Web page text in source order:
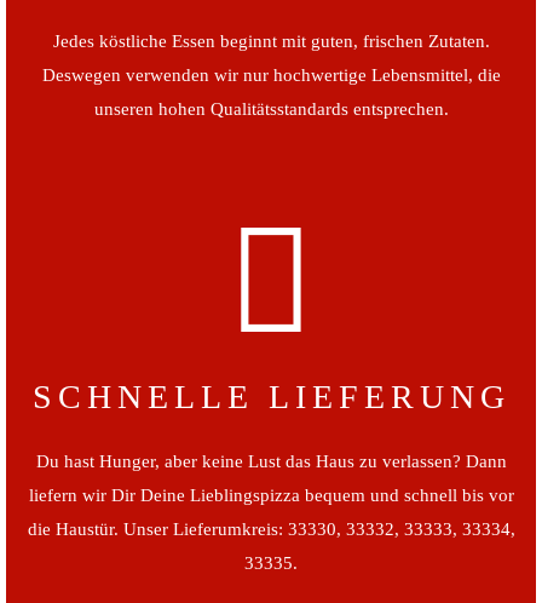
Jedes köstliche Essen beginnt mit guten, frischen Zutaten.
Deswegen verwenden wir nur hochwertige Lebensmittel, die
unseren hohen Qualitätsstandards entsprechen.
SCHNELLE LIEFERUNG
Du hast Hunger, aber keine Lust das Haus zu verlassen? Dann
liefern wir Dir Deine Lieblingspizza bequem und schnell bis vor
die Haustür. Unser Lieferumkreis: 33330, 33332, 33333, 33334,
33335.